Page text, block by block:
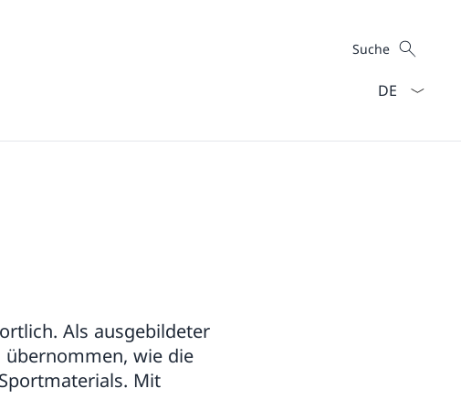
Suche
Suche
Als ausgebildeter
übernommen, wie die
Mit